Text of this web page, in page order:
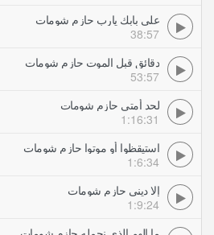
على بابك يارب حازم شومات
38:57
دقائق قبل الموت حازم شومات
53:57
لحد أمتى حازم شومات
1:16:31
استيقظوا أو موتوا حازم شومات
1:6:34
إلا ديني حازم شومات
1:9:24